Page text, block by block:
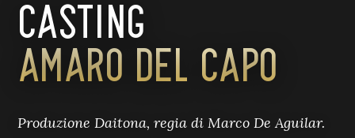
CASTING
AMARO DEL CAPO
Produzione Daitona, regia di Marco De Aguilar.